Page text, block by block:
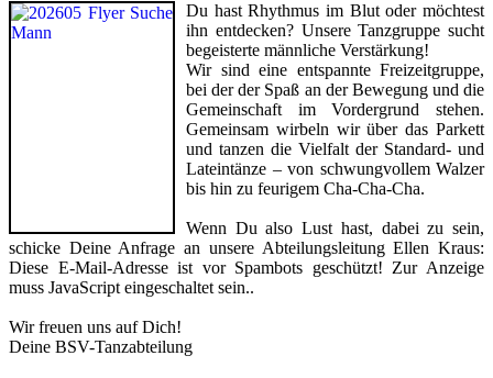
Du hast Rhythmus im Blut oder möchtest
ihn entdecken? Unsere Tanzgruppe sucht
begeisterte männliche Verstärkung!
Wir sind eine entspannte Freizeitgruppe,
bei der der Spaß an der Bewegung und die
Gemeinschaft im Vordergrund stehen.
Gemeinsam wirbeln wir über das Parkett
und tanzen die Vielfalt der Standard- und
Lateintänze – von schwungvollem Walzer
bis hin zu feurigem Cha-Cha-Cha.
Wenn Du also Lust hast, dabei zu sein,
schicke Deine Anfrage an unsere Abteilungsleitung Ellen Kraus:
Diese E-Mail-Adresse ist vor Spambots geschützt! Zur Anzeige
muss JavaScript eingeschaltet sein..
Wir freuen uns auf Dich!
Deine BSV-Tanzabteilung